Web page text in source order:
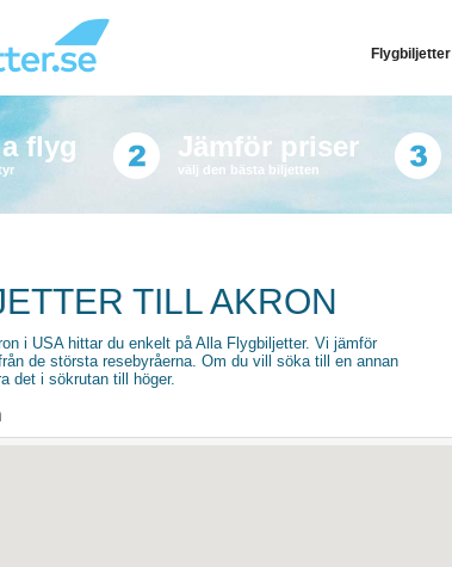
Flygbiljetter
flyg Jämför priser
välj den bästa biljetten
TILL AKRON
i USA hittar du enkelt på Alla Flygbiljetter. Vi jämför
de största resebyråerna. Om du vill söka till en annan
det i sökrutan till höger.